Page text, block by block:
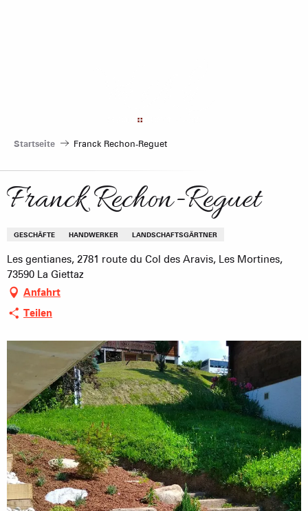
Startseite Franck Rechon-Reguet
Franck Rechon-Reguet
GESCHÄFTE HANDWERKER LANDSCHAFTSGÄRTNER
Les gentianes, 2781 route du Col des Aravis, Les Mortines,
73590 La Giettaz
Anfahrt
Teilen